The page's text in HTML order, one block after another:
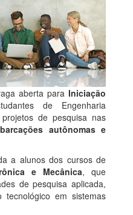
aberta paraIniciação
de Engenharia
de pesquisa nas
autônomas e
a alunos dos cursos de
e Mecânica, que
de pesquisa aplicada,
em sistemas